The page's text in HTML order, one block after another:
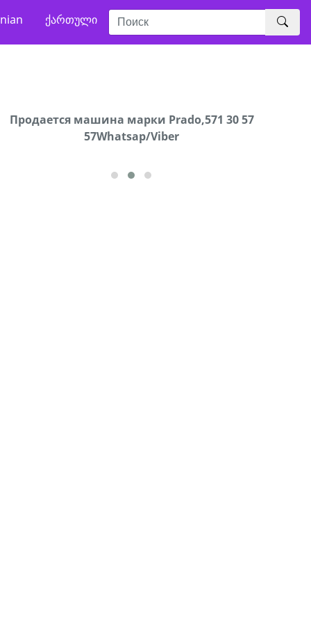
ქართული
Продается машина марки Prado,571 30 57
57Whatsap/Viber
Продаются грабли под лощадь ,+995 551 08 62
72